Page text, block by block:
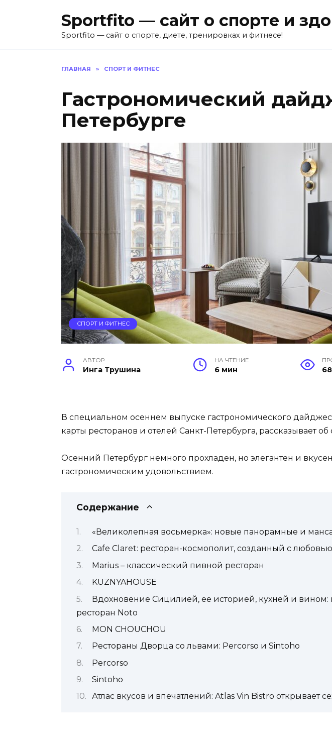
Sportfito — сайт о спорте и
Sportfito — сайт о спорте, диете, тренировках и фитнесе!
ГЛАВНАЯ » СПОРТ И ФИТНЕС
Гастрономический
Петербурге
СПОРТ И ФИТНЕС
АВТОР
Инга Трушина
НА ЧТЕНИЕ
6 мин 68
В специальном осеннем выпуске гастрономического
карты ресторанов и отелей Санкт-Петербурга, рассказывает
Осенний Петербург немного прохладен, но элегантен и
гастрономическим удовольствием.
Содержание
«Великолепная восьмерка»: новые панорамные и
Cafe Claret: ресторан-космополит, созданный с
Marius – классический пивной ресторан
KUZNYAHOUSE
Вдохновение Сицилией, ее историей, кухней и
ресторан Noto
MON CHOUCHOU
Рестораны Дворца со львами: Percorso и Sintoho
Percorso
Sintoho
Атлас вкусов и впечатлений: Atlas Vin Bistro открывает